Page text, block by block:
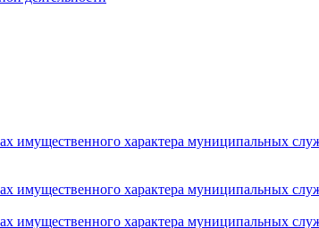
имущественного характера муниципальных
имущественного характера муниципальных
имущественного характера муниципальных